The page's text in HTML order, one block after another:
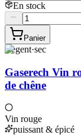
En stock
Panier
Regent·sec
Gaserech Vin
de chêne
Vin rouge
puissant & épicé